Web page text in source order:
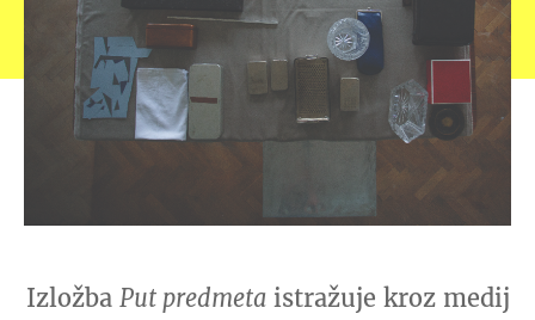
Izložba Put predmetaistražuje kroz medij